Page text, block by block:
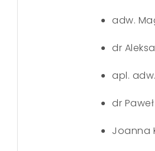
adw.
dr
apl.
dr
Joanna